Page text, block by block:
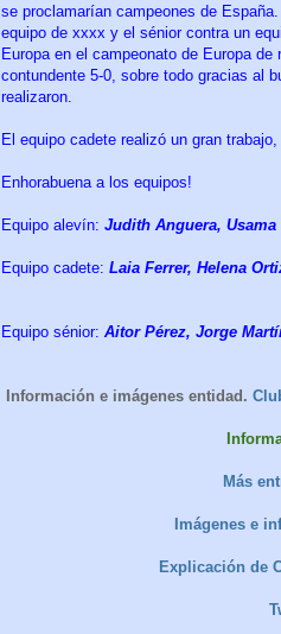
se proclamarían campeones de
equipo de xxxx y el sénior contra un
Europa en el campeonato de Europa
contundente 5-0, sobre todo gracias al
realizaron.
El equipo cadete realizó un gran
Enhorabuena a los equipos!
Equipo alevín: Judith Anguera, Usama
Equipo cadete: Laia Ferrer, Helena
Equipo sénior: Aitor Pérez, Jorge
nformación e imágenes entidad.
Más
Imágenes e
Explicación de